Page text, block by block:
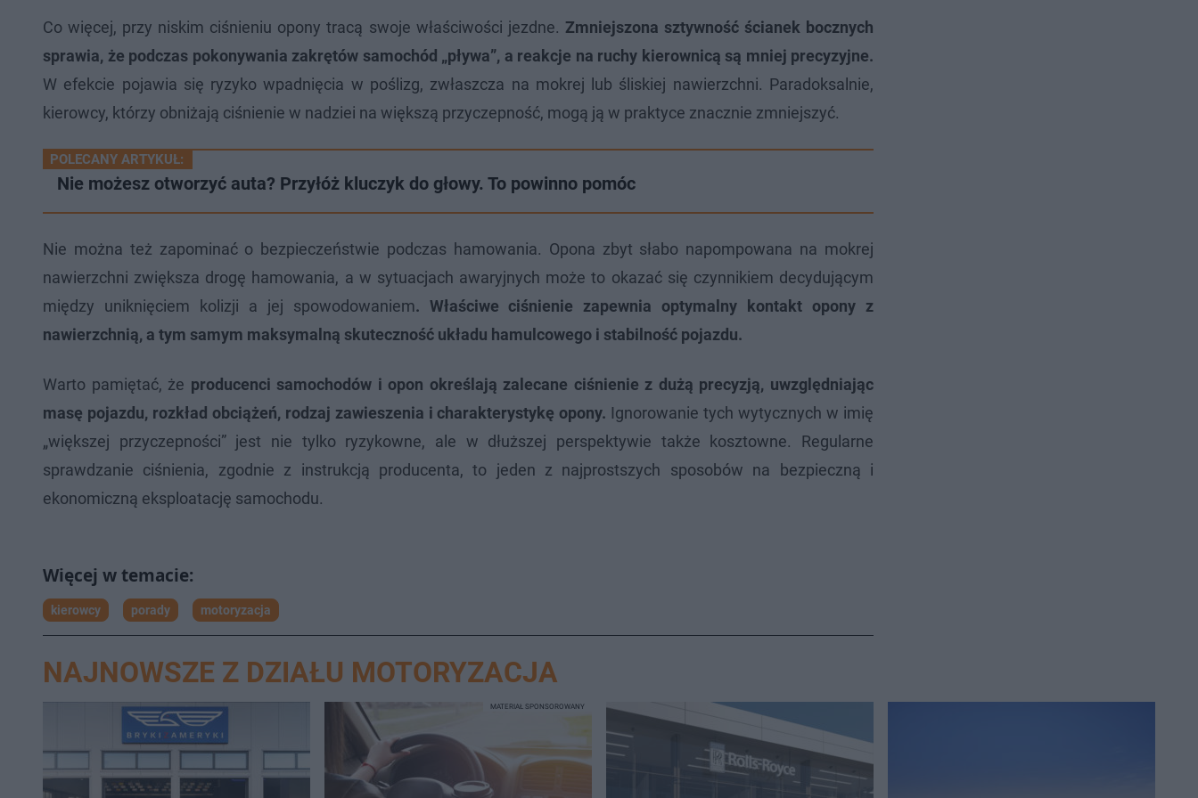
Co więcej, przy niskim ciśnieniu opony tracą swoje właściwości jezdne. Zmniejszona sztywność ścianek bocznych
sprawia, że podczas pokonywania zakrętów samochód „pływa”, a reakcje na ruchy kierownicą są mniej precyzyjne.
W efekcie pojawia się ryzyko wpadnięcia w poślizg, zwłaszcza na mokrej lub śliskiej nawierzchni. Paradoksalnie,
kierowcy, którzy obniżają ciśnienie w nadziei na większą przyczepność, mogą ją w praktyce znacznie zmniejszyć.
POLECANY ARTYKUŁ:
Nie możesz otworzyć auta? Przyłóż kluczyk do głowy. To powinno pomóc
Nie można też zapominać o bezpieczeństwie podczas hamowania. Opona zbyt słabo napompowana na mokrej
nawierzchni zwiększa drogę hamowania, a w sytuacjach awaryjnych może to okazać się czynnikiem decydującym
między uniknięciem kolizji a jej spowodowaniem. Właściwe ciśnienie zapewnia optymalny kontakt opony z
nawierzchnią, a tym samym maksymalną skuteczność układu hamulcowego i stabilność pojazdu.
Warto pamiętać, że producenci samochodów i opon określają zalecane ciśnienie z dużą precyzją, uwzględniając
masę pojazdu, rozkład obciążeń, rodzaj zawieszenia i charakterystykę opony. Ignorowanie tych wytycznych w imię
„większej przyczepności” jest nie tylko ryzykowne, ale w dłuższej perspektywie także kosztowne. Regularne
sprawdzanie ciśnienia, zgodnie z instrukcją producenta, to jeden z najprostszych sposobów na bezpieczną i
ekonomiczną eksploatację samochodu.
kierowcy porady motoryzacja
NAJNOWSZE Z DZIAŁU MOTORYZACJA
MATERIAŁ SPONSOROWANY